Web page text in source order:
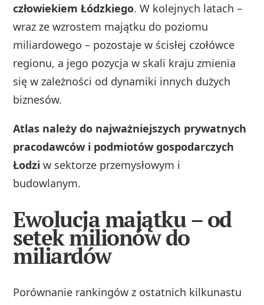
człowiekiem Łódzkiego. W kolejnych latach –
wraz ze wzrostem majątku do poziomu
miliardowego – pozostaje w ścisłej czołówce
regionu, a jego pozycja w skali kraju zmienia
się w zależności od dynamiki innych dużych
biznesów.
Atlas należy do najważniejszych prywatnych
pracodawców i podmiotów gospodarczych
Łodzi w sektorze przemysłowym i
budowlanym.
Ewolucja majątku – od
setek milionów do
miliardów
Porównanie rankingów z ostatnich kilkunastu